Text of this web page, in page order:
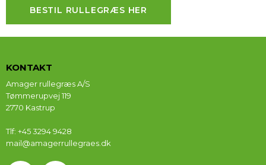
BESTIL RULLEGRÆS HER
KONTAKT
Amager rullegræs A/S
Tømmerupvej 119
2770 Kastrup
Tlf: +45 3294 9428
mail@amagerrullegraes.dk